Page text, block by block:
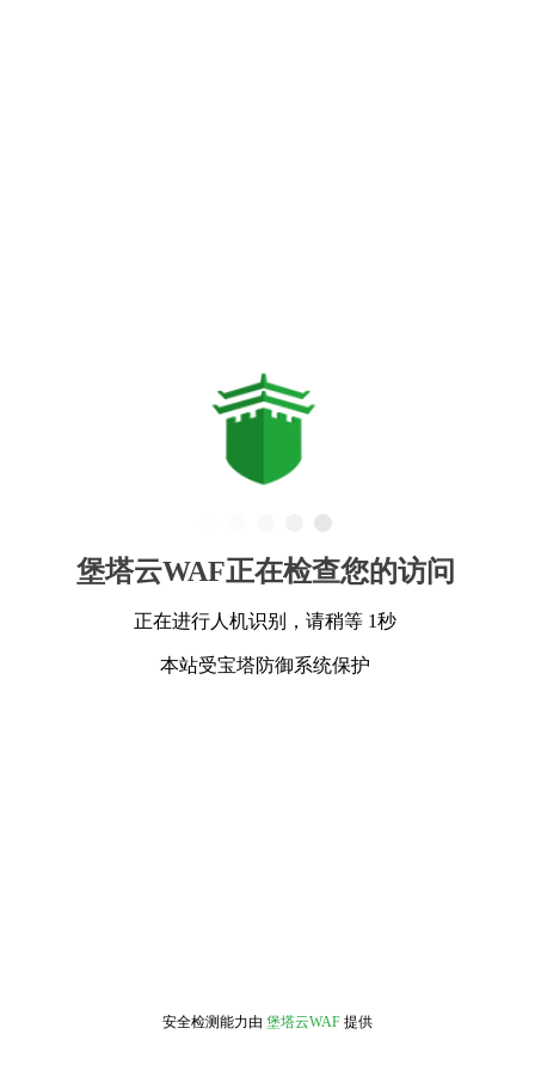
堡塔云WAF正在检查您的访问
正在进行人机识别，请稍等 1秒
本站受宝塔防御系统保护
安全检测能力由 堡塔云WAF 提供